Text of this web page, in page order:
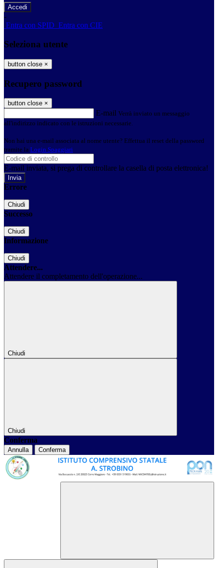
-
Entra con SPID Entra con CIE
Seleziona utente
button close ×
Recupero password
button close ×
E-mail Verrà inviato un messaggio
all'indirizzo indicato con le istruzioni necessarie.
Non hai una e-mail associata al nome utente? Effettua il reset della password
tramite la Login Spaggiari
E-mail inviata, si prega di controllare la casella di posta elettronica!
Errore
Chiudi
Successo
Chiudi
Informazione
Chiudi
Attendere...
Attendere il completamento dell'operazione...
Chiudi
Chiudi
Conferma
Annulla Conferma